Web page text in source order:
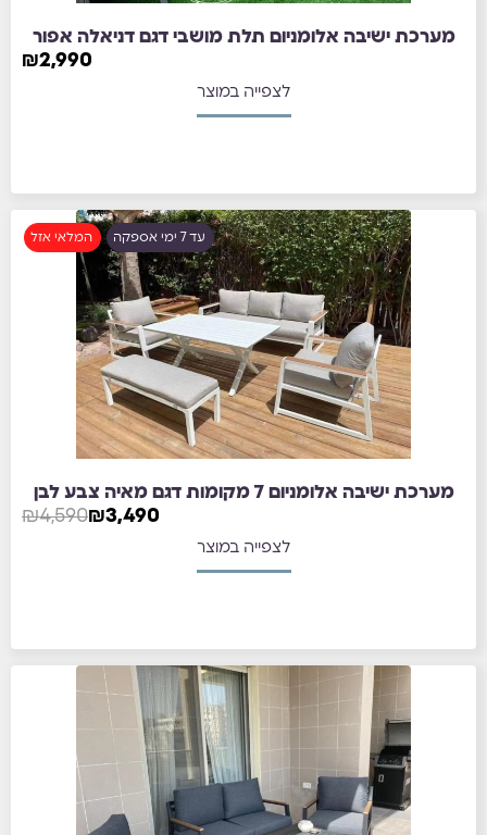
מערכת ישיבה אלומניום תלת מושבי דגם דניאלה אפור
₪2,990
לצפייה במוצר
עד 7 ימי אספקה המלאי אזל
⁦מערכת ישיבה אלומניום 7 מקומות דגם מאיה⁩ צבע לבן
₪4,590₪3,490
לצפייה במוצר